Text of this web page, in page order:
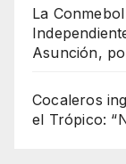
La
Asunción,
Cocaleros
el Trópico: